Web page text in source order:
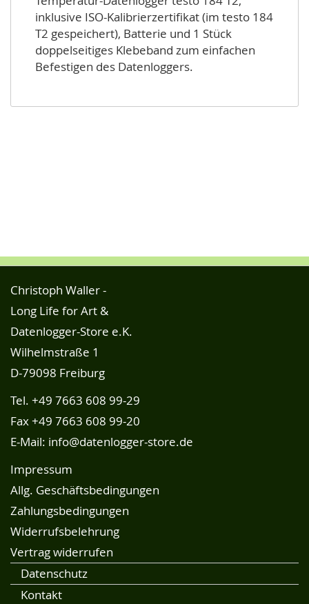
inklusive ISO-Kalibrierzertifikat (im testo 184
T2 gespeichert), Batterie und 1 Stück
doppelseitiges Klebeband zum einfachen
Befestigen des Datenloggers.
Christoph Waller -
Long Life for Art &
Datenlogger-Store e.K.
Wilhelmstraße 1
D-79098 Freiburg
Tel. +49 7663 608 99-29
Fax +49 7663 608 99-20
E-Mail: info@datenlogger-store.de
Impressum
Allg. Geschäftsbedingungen
Zahlungsbedingungen
Widerrufsbelehrung
Vertrag widerrufen
Datenschutz
Kontakt